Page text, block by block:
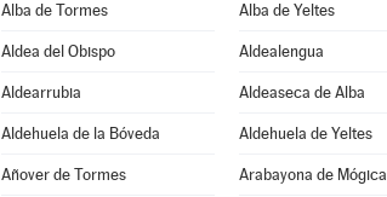
Alba de Tormes Alba de Yeltes
Aldea del Obispo Aldealengua
Aldearrubia Aldeaseca de Alba
Aldehuela de la Bóveda Aldehuela de Yeltes
Añover de Tormes Arabayona de Mógica